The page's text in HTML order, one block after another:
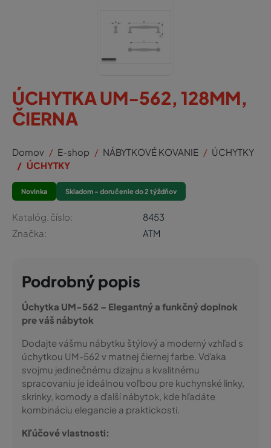
ÚCHYTKA UM-562, 128MM,
ČIERNA
Domov E-shop NÁBYTKOVÉ KOVANIE
ÚCHYTKY
ÚCHYTKY
Novinka Skladom - doručenie do 2 týždňov
Katalóg. číslo:
8453
Značka:
ATM
Podrobný popis
Úchytka UM-562 – Elegantný a funkčný doplnok
pre váš nábytok
Dodajte vášmu nábytku štýlový a moderný vzhľad s
úchytkou UM-562 v matnej čiernej farbe. Vďaka
svojmu jedinečnému dizajnu a kvalitnému
spracovaniu je ideálnou voľbou pre kuchynské linky,
skrinky, komody a ďalší nábytok, kde hľadáte
kombináciu elegancie a praktickosti.
Kľúčové vlastnosti: